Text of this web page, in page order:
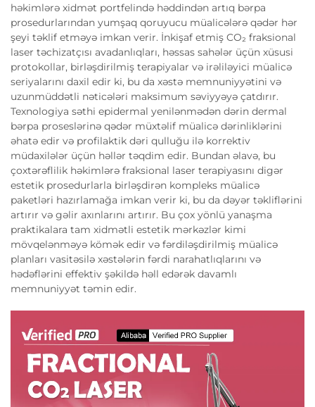
həkimlərə xidmət portfelində həddindən artıq bərpa
prosedurlarından yumşaq qoruyucu müalicələrə qədər hər
şeyi təklif etməyə imkan verir. İnkişaf etmiş CO₂ fraksional
laser təchizatçısı avadanlıqları, həssas sahələr üçün xüsusi
protokollar, birləşdirilmiş terapiyalar və irəliləyici müalicə
seriyalarını daxil edir ki, bu da xəstə memnuniyyətini və
uzunmüddətli nəticələri maksimum səviyyəyə çatdırır.
Texnologiya səthi epidermal yenilənmədən dərin dermal
bərpa proseslərinə qədər müxtəlif müalicə dərinliklərini
əhatə edir və profilaktik dəri qulluğu ilə korrektiv
müdaxilələr üçün həllər təqdim edir. Bundan əlavə, bu
çoxtərəflilik həkimlərə fraksional laser terapiyasını digər
estetik prosedurlarla birləşdirən kompleks müalicə
paketləri hazırlamağa imkan verir ki, bu da dəyər təkliflərini
artırır və gəlir axınlarını artırır. Bu çox yönlü yanaşma
praktikalara tam xidmətli estetik mərkəzlər kimi
mövqelənməyə kömək edir və fərdiləşdirilmiş müalicə
planları vasitəsilə xəstələrin fərdi narahatlıqlarını və
hədəflərini effektiv şəkildə həll edərək davamlı
memnuniyyət təmin edir.